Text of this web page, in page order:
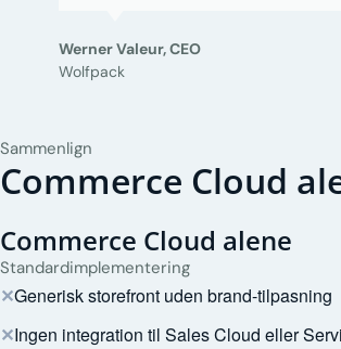
Werner Valeur, CEO
Wolfpack
Sammenlign
Commerce Cloud
Commerce Cloud alene
Standardimplementering
✕Generisk storefront uden brand-tilpasning
✕Ingen integration til Sales Cloud eller